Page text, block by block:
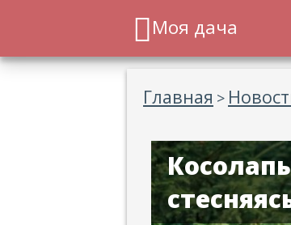
Моя дача
Главная >